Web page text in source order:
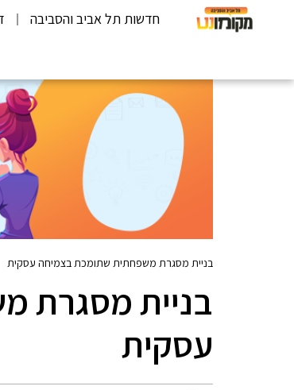
חדשות תל אביב והסביבה
בניית מסגרת משפחתית שתומכת בצמיחה עסקית
בניית מסגרת
עסקית